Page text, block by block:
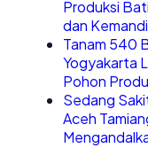
Produksi
dan
Tanam 540
Yogyakarta
Pohon
Sedang
Aceh